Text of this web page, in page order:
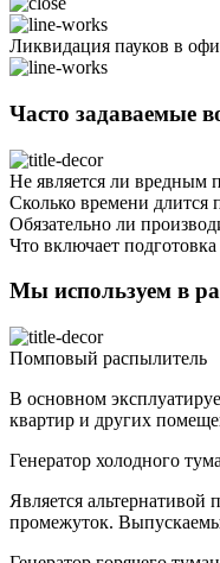
Ликвидация пауков в
Часто задаваемые
Не является ли вредным
Сколько времени длится
Обязательно ли
Что включает подготовка
Мы используем в
Помповый распылитель
В основном
квартир и других
Генератор холодного
Является альтернативой
промежуток.